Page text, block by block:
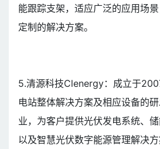
能跟踪支架，适应广泛的应用场
定制的解决方案。
5.清源科技Clenergy：成立于
电站整体解决方案及相应设备的
业，为客户提供光伏发电系统、储
以及智慧光伏数字能源管理解决